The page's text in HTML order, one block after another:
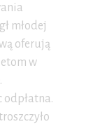
młodej
oferują
w
odpłatna.